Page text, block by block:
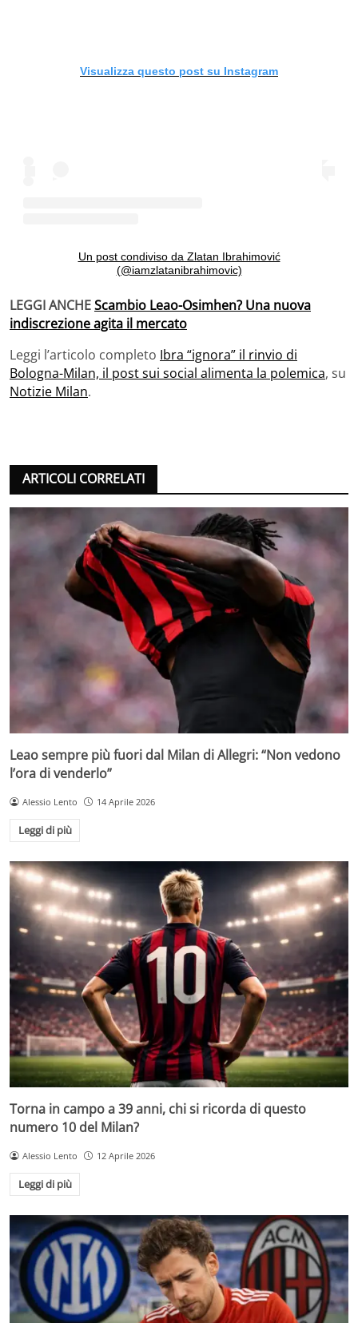
Visualizza questo post su Instagram
Un post condiviso da Zlatan Ibrahimović
(@iamzlatanibrahimovic)
LEGGI ANCHEScambio Leao-Osimhen? Una nuova
indiscrezione agita il mercato
Leggi l’articolo completo Ibra “ignora” il rinvio di
Bologna-Milan, il post sui social alimenta la polemica, su
Notizie Milan.
ARTICOLI CORRELATI
Leao sempre più fuori dal Milan di Allegri: “Non vedono
l’ora di venderlo”
Alessio Lento 14 Aprile 2026
Leggi di più
Torna in campo a 39 anni, chi si ricorda di questo
numero 10 del Milan?
Alessio Lento 12 Aprile 2026
Leggi di più